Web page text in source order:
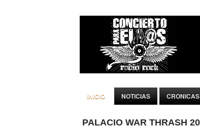
INICIO NOTICIAS CRONICAS
PALACIO WAR THRASH